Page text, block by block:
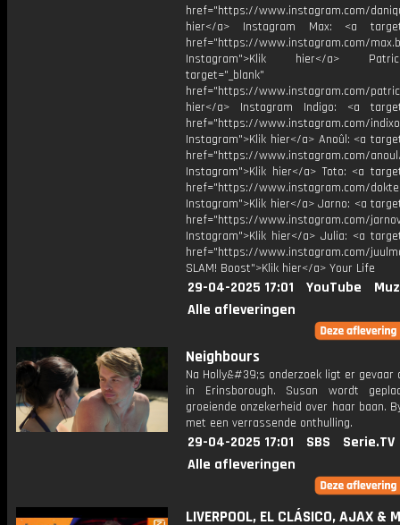
href="https://www.instagram.com/
hier</a> Instagram Max: <a
href="https://www.instagram.com/
Instagram">Klik hier</a>
target="_blank"
href="https://www.instagram.com/
hier</a> Instagram Indigo: <a
href="https://www.instagram.com/
Instagram">Klik hier</a> Anoûl: <a
href="https://www.instagram.com/
Instagram">Klik hier</a> Toto: <a
href="https://www.instagram.com/
Instagram">Klik hier</a> Jarno: <a
href="https://www.instagram.com/
Instagram">Klik hier</a> Julia: <a
href="https://www.instagram.com/
SLAM! Boost">Klik hier</a> Your Life
29-04-2025 17:01 YouTube
Alle afleveringen
Neighbours
Na Holly&#39;s onderzoek ligt er gevaar
in Erinsborough. Susan wordt
groeiende onzekerheid over haar baan.
met een verrassende onthulling.
29-04-2025 17:01 SBS
Serie.TV
Alle afleveringen
LIVERPOOL, EL CLÁSICO, AJAX &